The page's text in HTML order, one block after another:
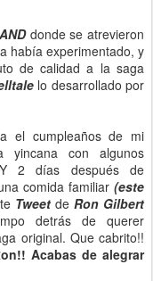
donde se atrevieron
había experimentado, y
de calidad a la saga
lo desarrollado por
el cumpleaños de mi
yincana con algunos
2 días después de
comida familiar (este
Tweet de Ron Gilbert
detrás de querer
original. Que cabrito!!
Acabas de alegrar